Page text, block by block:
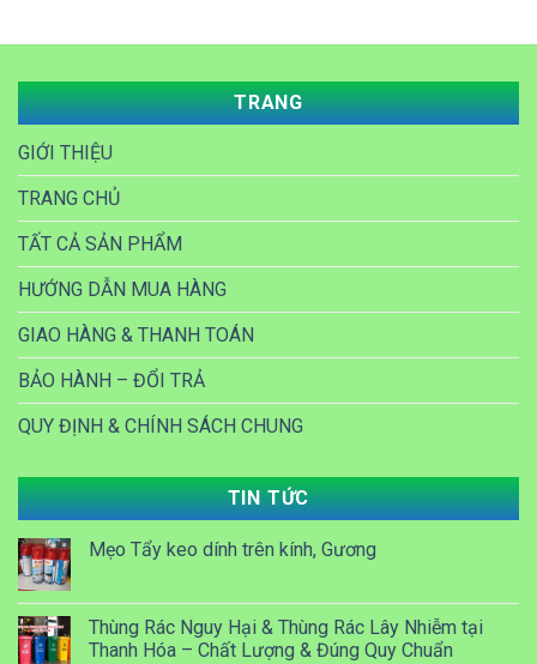
TRANG
GIỚI THIỆU
TRANG CHỦ
TẤT CẢ SẢN PHẨM
HƯỚNG DẪN MUA HÀNG
GIAO HÀNG & THANH TOÁN
BẢO HÀNH – ĐỔI TRẢ
QUY ĐỊNH & CHÍNH SÁCH CHUNG
TIN TỨC
Mẹo Tẩy keo dính trên kính, Gương
Thùng Rác Nguy Hại & Thùng Rác Lây Nhiễm tại
Thanh Hóa – Chất Lượng & Đúng Quy Chuẩn